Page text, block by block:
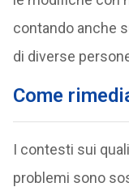
contando anche
di diverse
Come
I contesti sui
problemi sono